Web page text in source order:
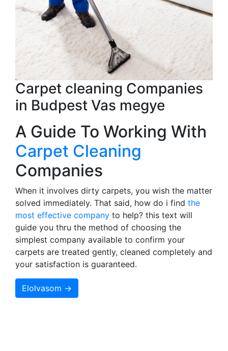
Carpet cleaning Companies
in Budpest Vas megye
A Guide To Working With
Carpet Cleaning
Companies
When it involves dirty carpets, you wish the matter
solved immediately. That said, how do i find the
most effective company to help? this text will
guide you thru the method of choosing the
simplest company available to confirm your
carpets are treated gently, cleaned completely and
your satisfaction is guaranteed.
Elolvasom →